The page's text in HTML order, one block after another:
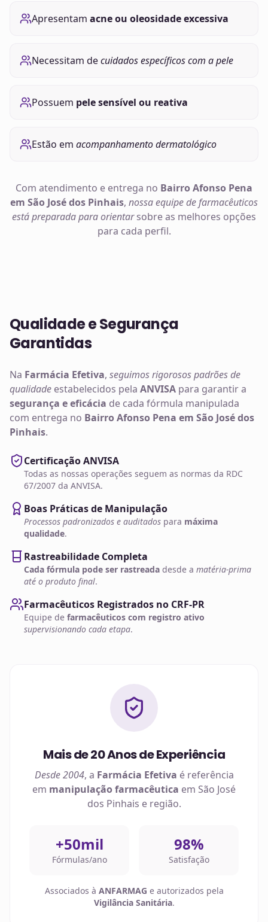
Apresentam acne ou oleosidade excessiva
Necessitam decuidados específicos com a pele
Possuem pele sensível ou reativa
Estão em acompanhamento dermatológico
Com atendimento e entrega no Bairro Afonso Pena
em São José dos Pinhais, nossa equipe de farmacêuticos
está preparada para orientarsobre as melhores opções
para cada perfil.
Qualidade e Segurança
Garantidas
Na Farmácia Efetiva, seguimos rigorosos padrões de
qualidade estabelecidos pela ANVISA para garantir a
segurança e eficácia de cada fórmula manipulada
com entrega no Bairro Afonso Pena em São José dos
Pinhais.
Certificação ANVISA
Todas as nossas operações seguem as normas da RDC
67/2007 da ANVISA.
Boas Práticas de Manipulação
Processos padronizados e auditados para máxima
qualidade.
Rastreabilidade Completa
Cada fórmula pode ser rastreada desde a matéria-prima
até o produto final.
Farmacêuticos Registrados no CRF-PR
Equipe de farmacêuticos com registro ativo
supervisionando cada etapa.
Mais de 20 Anos de Experiência
Desde 2004, a Farmácia Efetiva é referência
em manipulação farmacêutica em São José
dos Pinhais e região.
+50mil
Fórmulas/ano
98%
Satisfação
Associados à ANFARMAG e autorizados pela
Vigilância Sanitária.